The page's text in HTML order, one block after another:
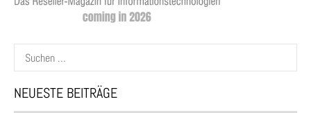
Suchen
nach:
NEUESTE BEITRÄGE